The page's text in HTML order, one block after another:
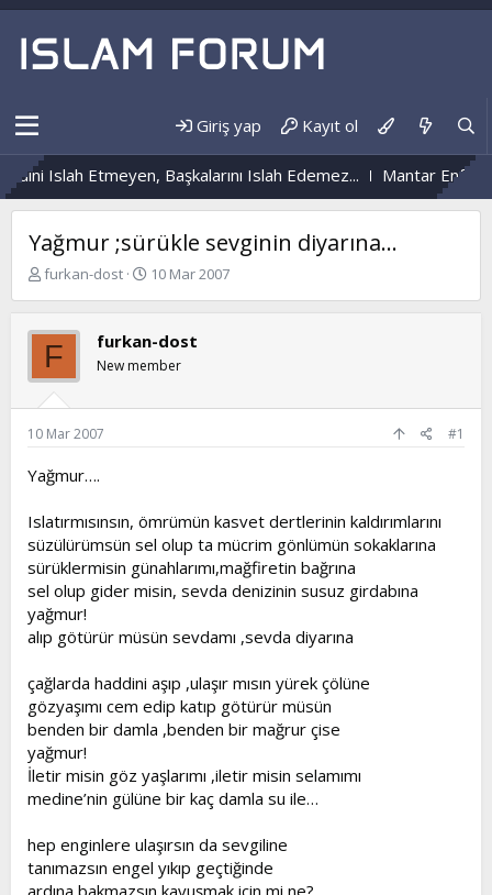
Giriş yap Kayıt ol
Islah Etmeyen, Başkalarını Islah Edemez... Mantar
Yağmur ;sürükle sevginin diyarına...
K
b
u
y
u
b
a
l
a
a
n
furkan-dost
B
a
n
ı
h
i
10 Mar 2007
F furkan-dost
New member
10 Mar 2007 #1
Yağmur….
Islatırmısınsın, ömrümün kasvet dertlerinin kaldırımlarını
süzülürümsün sel olup ta mücrim gönlümün sokaklarına
sürüklermisin günahlarımı,mağfiretin bağrına
sel olup gider misin, sevda denizinin susuz girdabına
yağmur!
alıp götürür müsün sevdamı ,sevda diyarına
çağlarda haddini aşıp ,ulaşır mısın yürek çölüne
gözyaşımı cem edip katıp götürür müsün
benden bir damla ,benden bir mağrur çise
yağmur!
İletir misin göz yaşlarımı ,iletir misin selamımı
medine’nin gülüne bir kaç damla su ile…
hep enginlere ulaşırsın da sevgiline
tanımazsın engel yıkıp geçtiğinde
ardına bakmazsın kavuşmak için mi ne?